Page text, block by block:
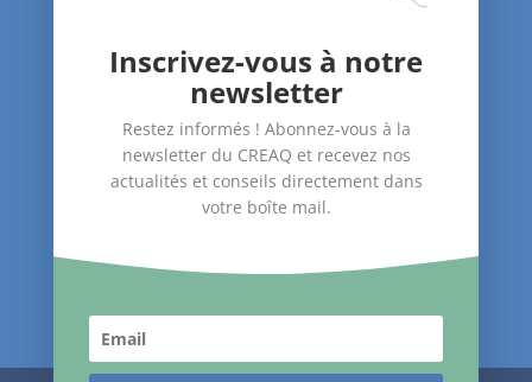
Santé dans le logement
Accompagnement des publics
Suivez-nous !
Inscrivez-vous à notre
newsletter
Restez informés ! Abonnez-vous à la
newsletter du CREAQ et recevez nos
actualités et conseils directement dans
votre boîte mail.